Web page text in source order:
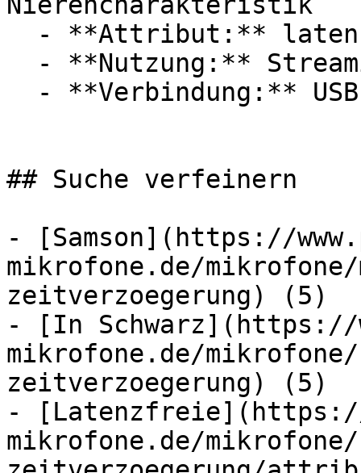
## Suche verfeinern
- [Samson](https://
mikrofone.de/
zeitverzoegerung) (5)
- [In Schwarz](https://
mikrofone.de/
zeitverzoegerung) (5)
- [Latenzfreie](https://
mikrofone.de/